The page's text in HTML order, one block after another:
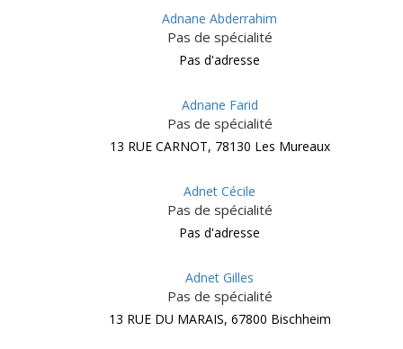
Adnane Abderrahim
Pas de spécialité
Pas d'adresse
Adnane Farid
Pas de spécialité
13 RUE CARNOT, 78130 Les Mureaux
Adnet Cécile
Pas de spécialité
Pas d'adresse
Adnet Gilles
Pas de spécialité
13 RUE DU MARAIS, 67800 Bischheim